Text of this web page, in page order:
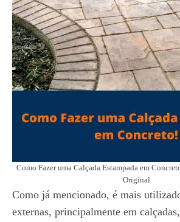
Como Fazer uma Calçada Estampada em
Original
Como já mencionado, é mais
externas, principalmente em